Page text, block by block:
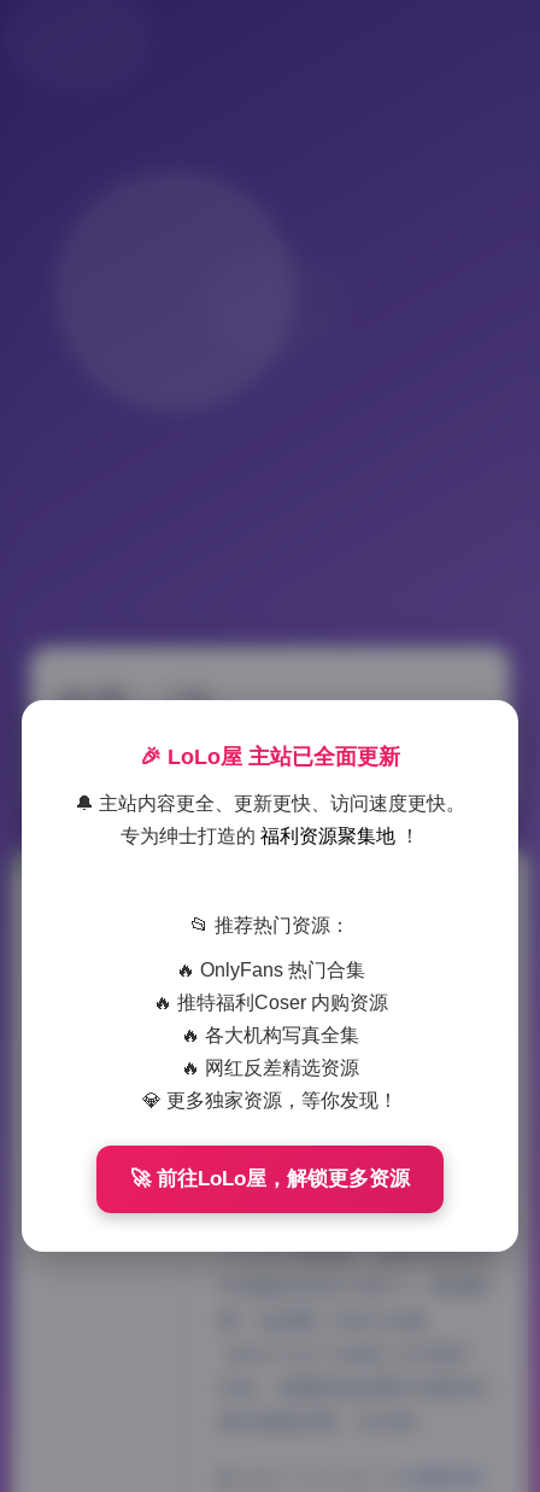
标签：Ck
4 篇文章
岛遇抖音Ck合集
467P 63V 354M打
包下载
前阵子存下了岛遇抖音Ck合集
467P 63V 354M打包下载的压
缩文件，解压那一刻简直像打开
了个小宝藏。354M的体积控制
得刚好，塞进手机也不占多少地
方，却装下了四百多张静态图和
六十多个短视频，这种打包方式
🎉 LoLo屋 主站已全面更新
🔔 主站内容更全、更新更快、访问速度更快。
专为绅士打造的 福利资源聚集地 ！
📂 推荐热门资源：
🔥 OnlyFans 热门合集
🔥 推特福利Coser 内购资源
🔥 各大机构写真全集
🔥 网红反差精选资源
💎 更多独家资源，等你发现！
🚀 前往LoLo屋，解锁更多资源